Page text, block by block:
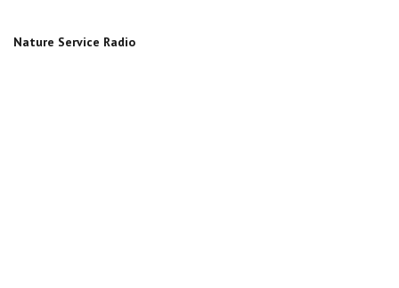
Nature Service Radio